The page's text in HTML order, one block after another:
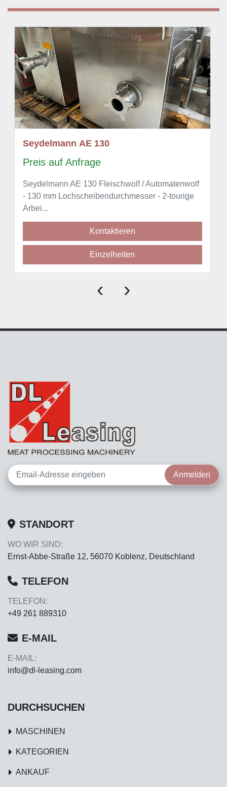
Seydelmann AE 130
Preis auf Anfrage
Seydelmann AE 130 Fleischwolf / Automatenwolf
- 130 mm Lochscheibendurchmesser - 2-tourige
Arbei...
Kontaktieren
Einzelheiten
‹ ›
Anmelden
STANDORT
WO WIR SIND:
Ernst-Abbe-Straße 12, 56070 Koblenz, Deutschland
TELEFON
TELEFON:
+49 261 889310
E-MAIL
E-MAIL:
info@dl-leasing.com
DURCHSUCHEN
MASCHINEN
KATEGORIEN
ANKAUF